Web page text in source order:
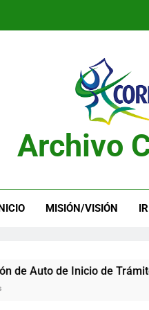
Archivo
INICIO MISIÓN/VISIÓN
de Inicio de Trámite